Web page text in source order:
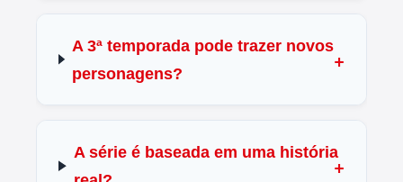
A 3ª temporada pode trazer novos
personagens?
A série é baseada em uma história